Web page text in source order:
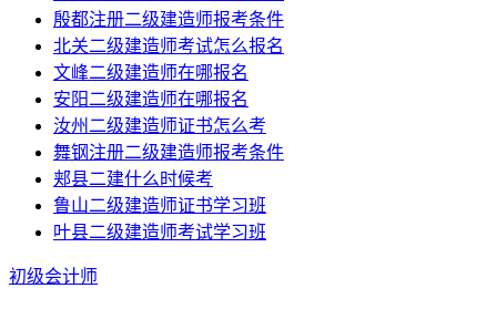
殷都注册二级建造师报考条件
北关二级建造师考试怎么报名
文峰二级建造师在哪报名
安阳二级建造师在哪报名
汝州二级建造师证书怎么考
舞钢注册二级建造师报考条件
郏县二建什么时候考
鲁山二级建造师证书学习班
叶县二级建造师考试学习班
初级会计师